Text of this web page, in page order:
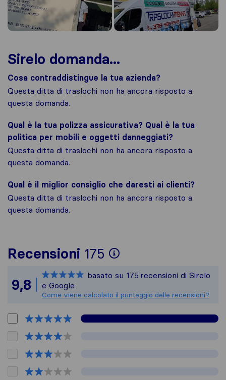
Sirelo domanda...
Cosa contraddistingue la tua azienda?
Questa ditta di traslochi non ha ancora risposto a
questa domanda.
Qual è la tua polizza assicurativa? Qual è la tua
politica per mobili e oggetti danneggiati?
Questa ditta di traslochi non ha ancora risposto a
questa domanda.
Qual è il miglior consiglio che daresti ai clienti?
Questa ditta di traslochi non ha ancora risposto a
questa domanda.
Recensioni 175
Per avere un
Tutte le
9,8
basato su 175 recensioni di Sirelo
e Google
Come viene calcolato il punteggio delle recensioni?